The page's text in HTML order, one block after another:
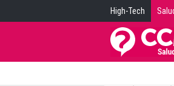
High-Tech